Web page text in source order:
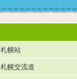
札幌站
札幌交流道